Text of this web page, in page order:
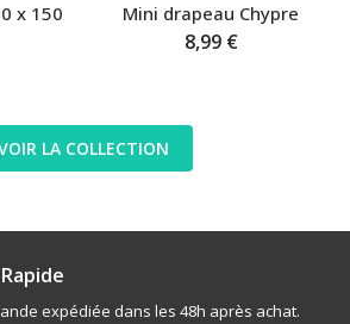
x 150
Mini drapeau Chypre
8,99 €
LA COLLECTION
expédiée dans les 48h après achat.